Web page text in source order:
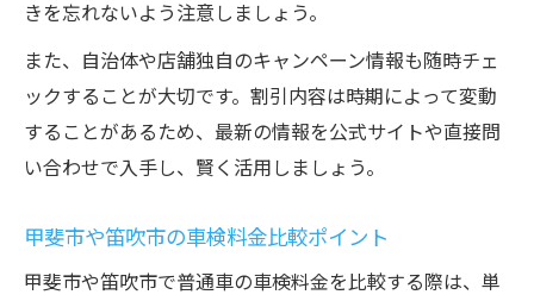
きを忘れないよう注意しましょう。
また、自治体や店舗独自のキャンペーン情報も随時チェ
ックすることが大切です。割引内容は時期によって変動
することがあるため、最新の情報を公式サイトや直接問
い合わせで入手し、賢く活用しましょう。
甲斐市や笛吹市の車検料金比較ポイント
甲斐市や笛吹市で普通車の車検料金を比較する際は、単